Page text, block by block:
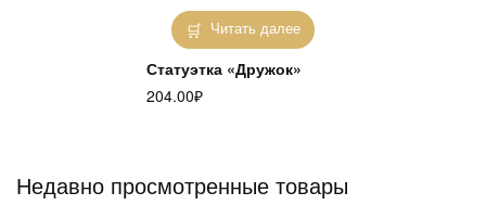
Читать далее
Статуэтка «Дружок»
204.00₽
Недавно просмотренные товары